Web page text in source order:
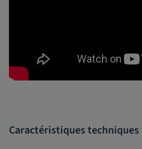
Caractéristiques techniques